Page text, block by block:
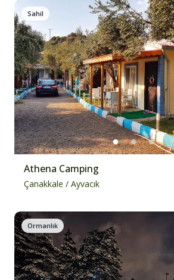
Sahil
Athena Camping
Çanakkale / Ayvacık
Ormanlık